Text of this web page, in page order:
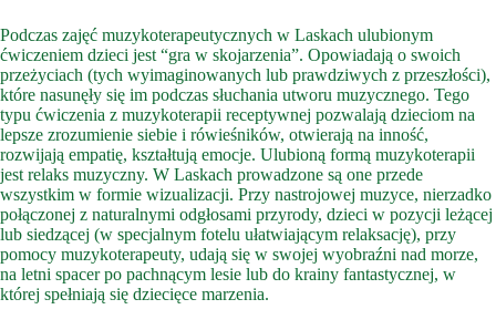
Podczas zajęć muzykoterapeutycznych w Laskach ulubionym
ćwiczeniem dzieci jest “gra w skojarzenia”. Opowiadają o swoich
przeżyciach (tych wyimaginowanych lub prawdziwych z przeszłości),
które nasunęły się im podczas słuchania utworu muzycznego. Tego
typu ćwiczenia z muzykoterapii receptywnej pozwalają dzieciom na
lepsze zrozumienie siebie i rówieśników, otwierają na inność,
rozwijają empatię, kształtują emocje. Ulubioną formą muzykoterapii
jest relaks muzyczny. W Laskach prowadzone są one przede
wszystkim w formie wizualizacji. Przy nastrojowej muzyce, nierzadko
połączonej z naturalnymi odgłosami przyrody, dzieci w pozycji leżącej
lub siedzącej (w specjalnym fotelu ułatwiającym relaksację), przy
pomocy muzykoterapeuty, udają się w swojej wyobraźni nad morze,
na letni spacer po pachnącym lesie lub do krainy fantastycznej, w
której spełniają się dziecięce marzenia.